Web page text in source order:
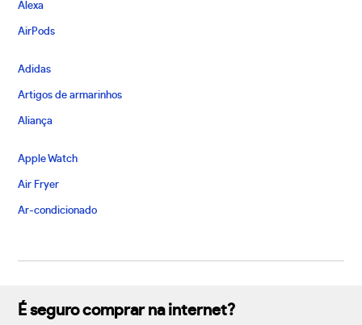
Alexa
AirPods
Adidas
Artigos de armarinhos
Aliança
Apple Watch
Air Fryer
Ar-condicionado
É seguro comprar na internet?